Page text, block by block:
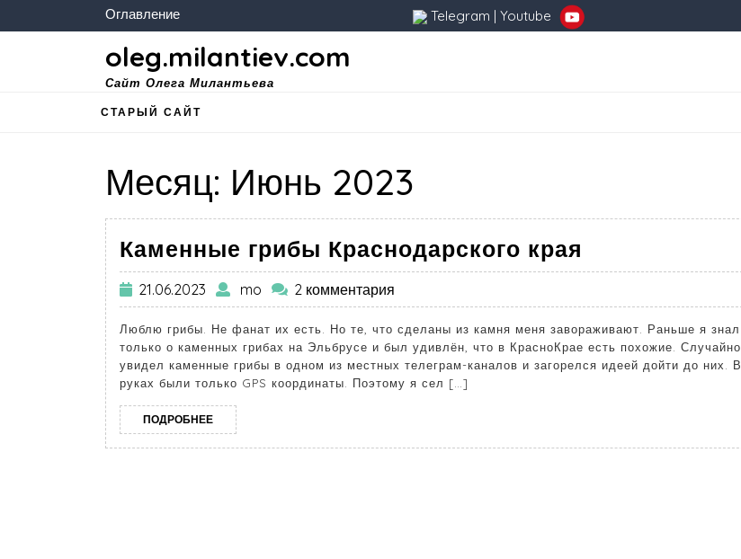
Оглавление Telegram | Youtube
oleg.milantiev.com
Сайт Олега Милантьева
СТАРЫЙ САЙТ
Месяц: Июнь 2023
Каменные грибы Краснодарского края
21.06.2023 mo 2 комментария
Люблю грибы. Не фанат их есть. Но те, что сделаны из камня меня завораживают. Раньше я знал
только о каменных грибах на Эльбрусе и был удивлён, что в КрасноКрае есть похожие. Случайно
увидел каменные грибы в одном из местных телеграм-каналов и загорелся идеей дойти до них. В
руках были только GPS координаты. Поэтому я сел […]
ПОДРОБНЕЕ